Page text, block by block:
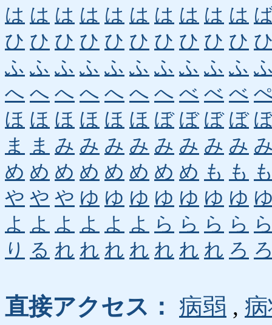
は は は は は は は は は は
ひ ひ ひ ひ ひ ひ ひ ひ ひ ひ
ふ ふ ふ ふ ふ ふ ふ ふ ふ ふ
へ へ へ へ へ へ へ べ べ べ
ほ ほ ほ ほ ほ ほ ぼ ぼ ぼ ぼ
ま
ま み み み み み み み み
め め め め め め め め も も
や や や ゆ ゆ ゆ ゆ ゆ ゆ ゆ
よ よ よ よ よ よ ら ら ら ら
り る れ れ れ れ れ れ れ ろ
直接アクセス： 病弱 ,